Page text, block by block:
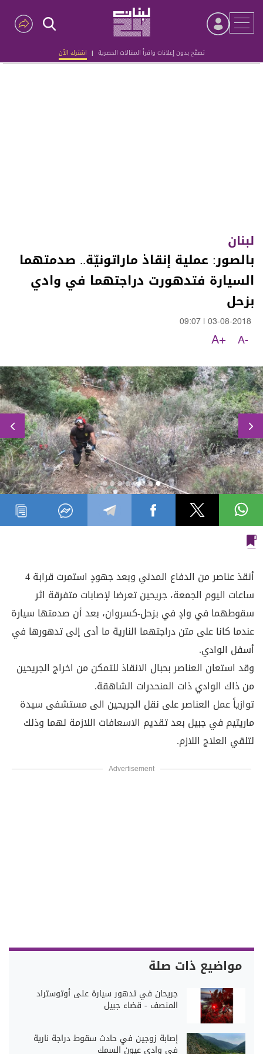
تصفّح بدون إعلانات واقرأ المقالات الحصرية | اشترك الآن
Advertisement
لبنان
بالصور: عملية إنقاذ ماراتونيّة.. صدمتهما
السيارة فتدهورت دراجتهما في وادي
بزحل
03-08-2018
09:07
A-
A+
أنقذ عناصر من الدفاع المدني وبعد جهودٍ استمرت قرابة 4
ساعات اليوم الجمعة، جريحين تعرضا لإصابات متفرقة اثر
سقوطهما في وادٍ في بزحل-كسروان، بعد أن صدمتها سيارة
عندما كانا على متن دراجتهما النارية ما أدى إلى تدهورها في
أسفل الوادي.
وقد استعان العناصر بحبال الانقاذ للتمكن من اخراج الجريحين
من ذاك الوادي ذات المنحدرات الشاهقة.
توازياً عمل العناصر على نقل الجريحين الى مستشفى سيدة
ماريتيم في جبيل بعد تقديم الاسعافات اللازمة لهما وذلك
لتلقي العلاج اللازم.
Advertisement
مواضيع ذات صلة
جريحان في تدهور سيارة على أوتوستراد
المنصف - قضاء جبيل
إصابة زوجين في حادث سقوط دراجة نارية
في وادي عيون السمك